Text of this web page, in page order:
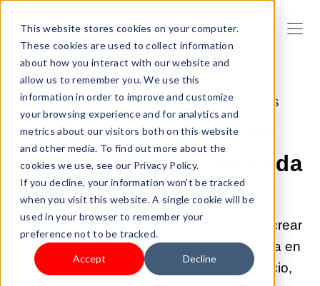
This website stores cookies on your computer.
These cookies are used to collect information
about how you interact with our website and
allow us to remember you. We use this
information in order to improve and customize
your browsing experience and for analytics and
metrics about our visitors both on this website
and other media. To find out more about the
cookies we use, see our Privacy Policy.
If you decline, your information won’t be tracked
when you visit this website. A single cookie will be
used in your browser to remember your
preference not to be tracked.
Accept Decline
21-ABR-2025 10:23:43 | SHOPLAZZA NEWS
Crea un programa de
fidelización para tu tienda
Shoplazza en Lily.
Los comerciantes de Shoplazza pueden crear
un programa de fidelización para su tienda en
línea con la ayuda de nuestro nuevo socio,